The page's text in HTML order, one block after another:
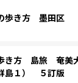
歩き方 墨田区
き方 島旅 奄
島１） ５訂版